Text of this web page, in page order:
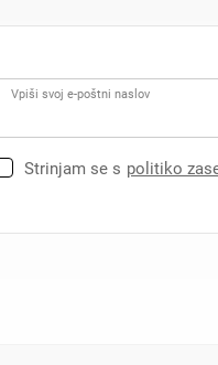
Vpiši svoj e-poštni naslov
Strinjam se s politiko